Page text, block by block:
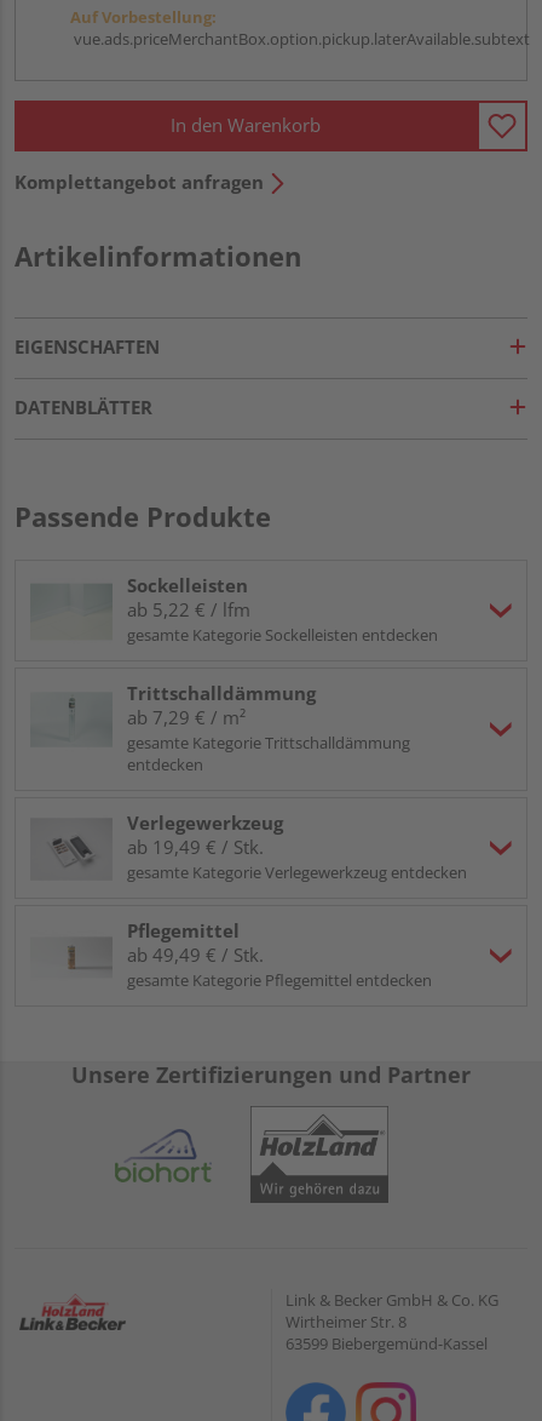
Auf Vorbestellung:
vue.ads.priceMerchantBox.option.pickup.laterAvailable.subtext
In den Warenkorb
Komplettangebot anfragen
Artikelinformationen
EIGENSCHAFTEN
DATENBLÄTTER
Passende Produkte
Sockelleisten
ab 5,22 € / lfm
gesamte Kategorie Sockelleisten entdecken
Trittschalldämmung
ab 7,29 € / m²
gesamte Kategorie Trittschalldämmung
entdecken
Verlegewerkzeug
ab 19,49 € / Stk.
gesamte Kategorie Verlegewerkzeug entdecken
Pflegemittel
ab 49,49 € / Stk.
gesamte Kategorie Pflegemittel entdecken
Unsere Zertifizierungen und Partner
Link & Becker GmbH & Co. KG
Wirtheimer Str. 8
63599 Biebergemünd-Kassel